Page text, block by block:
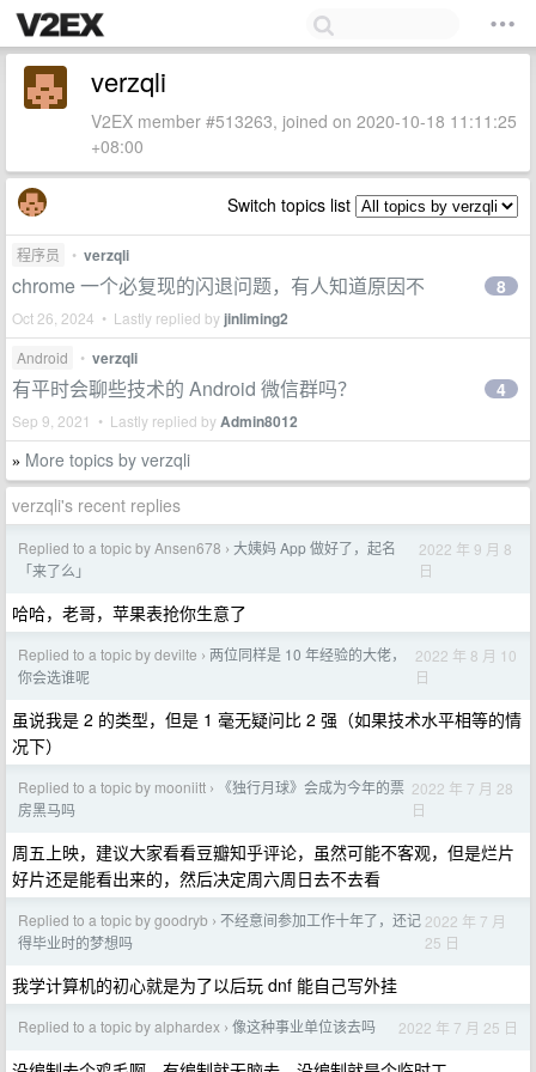
verzqli
V2EX member #513263, joined on 2020-10-18 11:11:25
+08:00
Switch topics list
程序员 • verzqli
chrome 一个必复现的闪退问题，有人知道原因不
Oct 26, 2024 • Lastly replied by jinliming2
8
Android • verzqli
有平时会聊些技术的 Android 微信群吗？
Sep 9, 2021 • Lastly replied byAdmin8012
4
» More topics by verzqli
verzqli's recent replies
Replied to a topic by Ansen678 › 大姨妈 App 做好了，起名
「来了么」
2022 年 9 月 8
日
哈哈，老哥，苹果表抢你生意了
Replied to a topic by devilte › 两位同样是 10 年经验的大佬，
你会选谁呢
2022 年 8 月 10
日
虽说我是 2 的类型，但是 1 毫无疑问比 2 强（如果技术水平相等的情
况下）
Replied to a topic by mooniitt ›
《独行月球》会成为今年的票
房黑马吗
2022 年 7 月 28
日
周五上映，建议大家看看豆瓣知乎评论，虽然可能不客观，但是烂片
好片还是能看出来的，然后决定周六周日去不去看
Replied to a topic by goodryb › 不经意间参加工作十年了，还记
得毕业时的梦想吗
2022 年 7 月
25 日
我学计算机的初心就是为了以后玩 dnf 能自己写外挂
Replied to a topic by alphardex › 像这种事业单位该去吗 2022 年 7 月 25 日